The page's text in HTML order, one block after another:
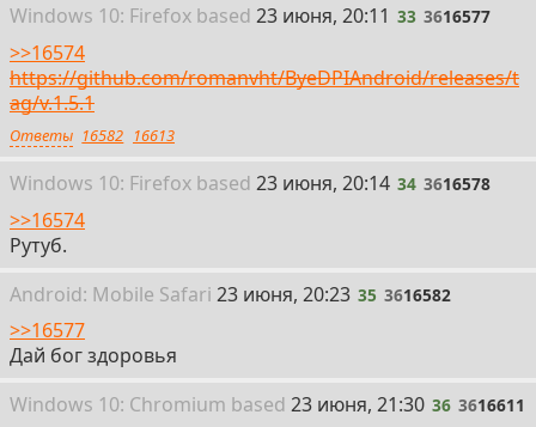
Windows 10: Firefox based 33
23 июня, 20:11 33 3616577
>>16574
https://github.com/romanvht/ByeDPIAndroid/releases/t
ag/v.1.5.1
Ответы 16582 16613
Windows 10: Firefox based 34
23 июня, 20:14 34 3616578
>>16574
Рутуб.
Android: Mobile Safari 35
23 июня, 20:23 35 3616582
>>16577
Дай бог здоровья
Windows 10: Chromium based 36
23 июня, 21:30 36 3616611